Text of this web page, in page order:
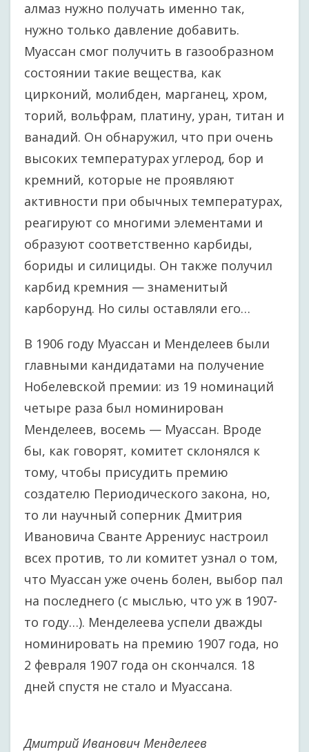
алмаз нужно получать именно так,
нужно только давление добавить.
Муассан смог получить в газообразном
состоянии такие вещества, как
цирконий, молибден, марганец, хром,
торий, вольфрам, платину, уран, титан и
ванадий. Он обнаружил, что при очень
высоких температурах углерод, бор и
кремний, которые не проявляют
активности при обычных температурах,
реагируют со многими элементами и
образуют соответственно карбиды,
бориды и силициды. Он также получил
карбид кремния — знаменитый
карборунд. Но силы оставляли его…
В 1906 году Муассан и Менделеев были
главными кандидатами на получение
Нобелевской премии: из 19 номинаций
четыре раза был номинирован
Менделеев, восемь — Муассан. Вроде
бы, как говорят, комитет склонялся к
тому, чтобы присудить премию
создателю Периодического закона, но,
то ли научный соперник Дмитрия
Ивановича Сванте Аррениус настроил
всех против, то ли комитет узнал о том,
что Муассан уже очень болен, выбор пал
на последнего (с мыслью, что уж в 1907-
то году…). Менделеева успели дважды
номинировать на премию 1907 года, но
2 февраля 1907 года он скончался. 18
дней спустя не стало и Муассана.
Дмитрий Иванович Менделеев